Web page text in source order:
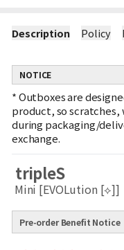
Description Policy
NOTICE
*Outboxes are
product, so
during packaging/
exchange.
tripleS
Mini [EVOLution [⟡]]
Pre-order Benefit Notice